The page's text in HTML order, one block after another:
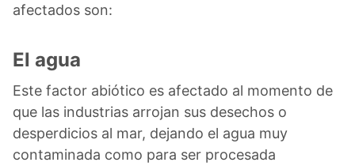
afectados son:
El agua
Este factor abiótico es afectado al momento de
que las industrias arrojan sus desechos o
desperdicios al mar, dejando el agua muy
contaminada como para ser procesada